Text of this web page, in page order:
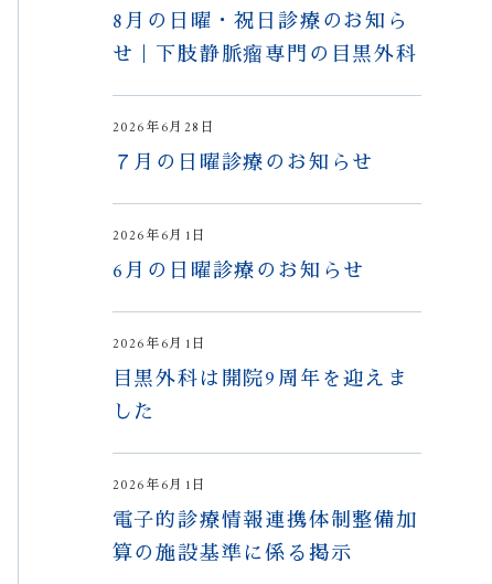
8月の日曜・祝日診療のお知ら
せ｜下肢静脈瘤専門の目黒外科
2026年6月28日
７月の日曜診療のお知らせ
2026年6月1日
6月の日曜診療のお知らせ
2026年6月1日
目黒外科は開院9周年を迎えま
した
2026年6月1日
電子的診療情報連携体制整備加
算の施設基準に係る掲示